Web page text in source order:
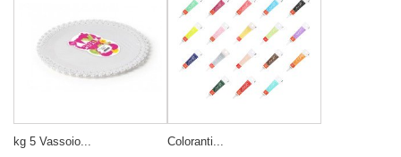
kg 5 Vassoio...
Coloranti...